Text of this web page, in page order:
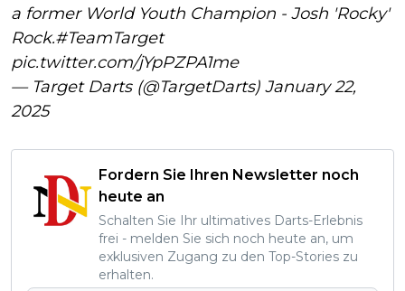
a former World Youth Champion - Josh 'Rocky'
Rock.#TeamTarget
pic.twitter.com/jYpPZPA1me
— Target Darts (@TargetDarts) January 22,
2025
Fordern Sie Ihren Newsletter noch
heute an
Schalten Sie Ihr ultimatives Darts-Erlebnis
frei - melden Sie sich noch heute an, um
exklusiven Zugang zu den Top-Stories zu
erhalten.